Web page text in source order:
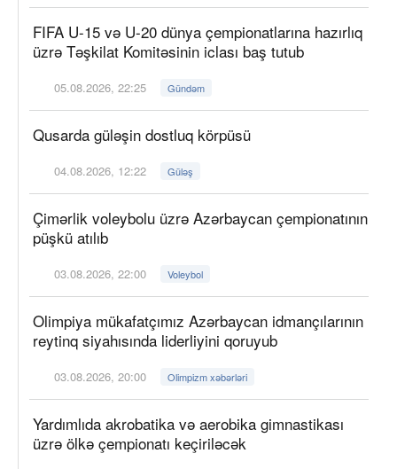
FIFA U-15 və U-20 dünya çempionatlarına hazırlıq
üzrə Təşkilat Komitəsinin iclası baş tutub
05.08.2026, 22:25 Gündəm
Qusarda güləşin dostluq körpüsü
04.08.2026, 12:22 Güləş
Çimərlik voleybolu üzrə Azərbaycan çempionatının
püşkü atılıb
03.08.2026, 22:00 Voleybol
Olimpiya mükafatçımız Azərbaycan idmançılarının
reytinq siyahısında liderliyini qoruyub
03.08.2026, 20:00 Olimpizm xəbərləri
Yardımlıda akrobatika və aerobika gimnastikası
üzrə ölkə çempionatı keçiriləcək